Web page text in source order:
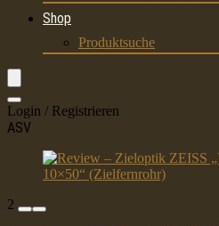
Shop
Produktsuche
Login / Registrieren
ASV
2